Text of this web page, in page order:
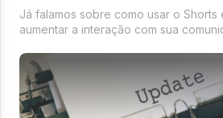
Já falamos sobre como usar o Shorts
aumentar a interação com sua
Então vale a pena repetir "o Shorts é
curta de com...